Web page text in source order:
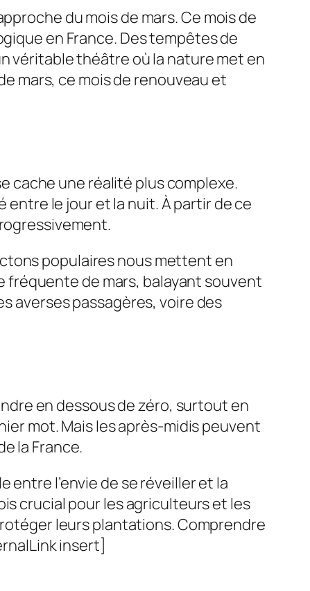
du mois de mars. Ce mois de
en France. Des tempêtes de
véritable théâtre où la nature met en
mars, ce mois de renouveau et
cache une réalité plus complexe.
entre le jour et la nuit. À partir de ce
populaires nous mettent en
fréquente de mars, balayant souvent
averses passagères, voire des
en dessous de zéro, surtout en
mot. Mais les après-midis peuvent
la France.
l’envie de se réveiller et la
crucial pour les agriculteurs et les
leurs plantations. Comprendre
insert]